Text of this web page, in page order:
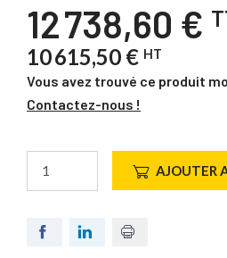
12 738,60 €
10 615,50 € HT
Vous avez trouvé ce produit
Contactez-nous !
AJOUTER